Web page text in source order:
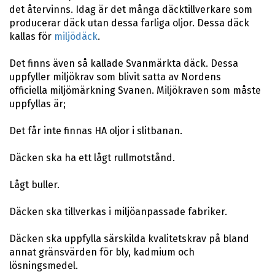
det återvinns. Idag är det många däcktillverkare som
producerar däck utan dessa farliga oljor. Dessa däck
kallas för miljödäck.
Det finns även så kallade Svanmärkta däck. Dessa
uppfyller miljökrav som blivit satta av Nordens
officiella miljömärkning Svanen. Miljökraven som måste
uppfyllas är;
Det får inte finnas HA oljor i slitbanan.
Däcken ska ha ett lågt rullmotstånd.
Lågt buller.
Däcken ska tillverkas i miljöanpassade fabriker.
Däcken ska uppfylla särskilda kvalitetskrav på bland
annat gränsvärden för bly, kadmium och
lösningsmedel.